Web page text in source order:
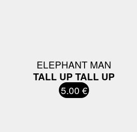
ELEPHANT MAN
TALL UP TALL UP
5.00 €